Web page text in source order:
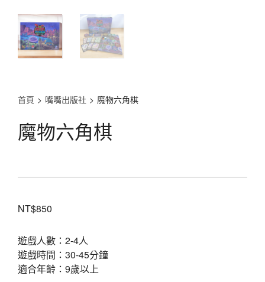
首頁 > 嘴嘴出版社 > 魔物六角棋
魔物六角棋
NT$850
遊戲人數：2-4人
遊戲時間：30-45分鐘
適合年齡：9歲以上